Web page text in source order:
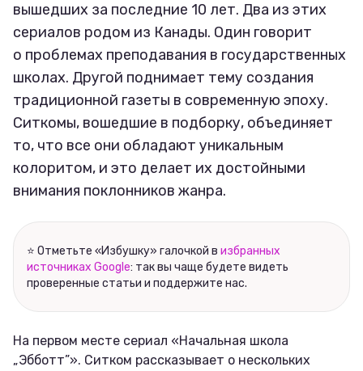
Ваши истории
Соцсети
вышедших за последние 10 лет. Два из этих
сериалов родом из Канады. Один говорит
о проблемах преподавания в государственных
школах. Другой поднимает тему создания
традиционной газеты в современную эпоху.
Ситкомы, вошедшие в подборку, объединяет
то, что все они обладают уникальным
колоритом, и это делает их достойными
внимания поклонников жанра.
⭐ Отметьте «Избушку» галочкой в избранных
источниках Google: так вы чаще будете видеть
проверенные статьи и поддержите нас.
На первом месте сериал «Начальная школа
„Эбботт”». Ситком рассказывает о нескольких